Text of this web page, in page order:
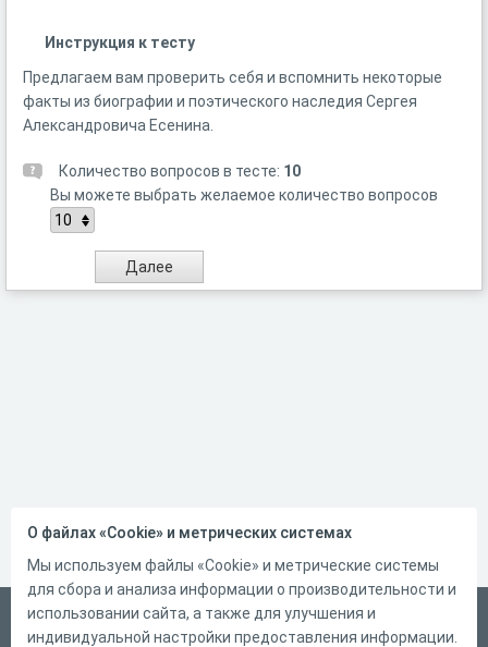
Инструкция к тесту
Предлагаем вам проверить себя и вспомнить некоторые
факты из биографии и поэтического наследия Сергея
Александровича Есенина.
Количество вопросов в тесте: 10
Вы можете выбрать желаемое количество вопросов
Русский
О файлах «Cookie» и метрических системах
Мы используем файлы «Cookie» и метрические системы
для сбора и анализа информации о производительности и
использовании сайта, а также для улучшения и
индивидуальной настройки предоставления информации.